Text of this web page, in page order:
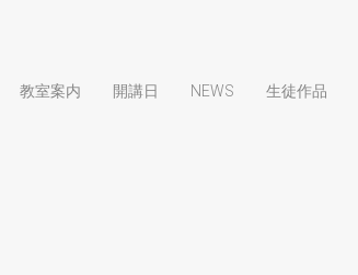
教室案内 開講日 NEWS 生徒作品